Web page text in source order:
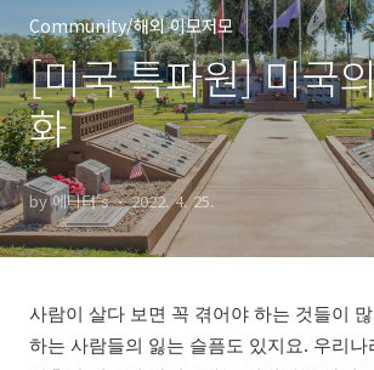
Community/해외 이모저모
[미국 특파원] 미국
화
by 에디터's 2022. 4. 25.
사람이 살다 보면 꼭 겪어야 하는 것들이
하는 사람들의 잃는 슬픔도 있지요. 우리나